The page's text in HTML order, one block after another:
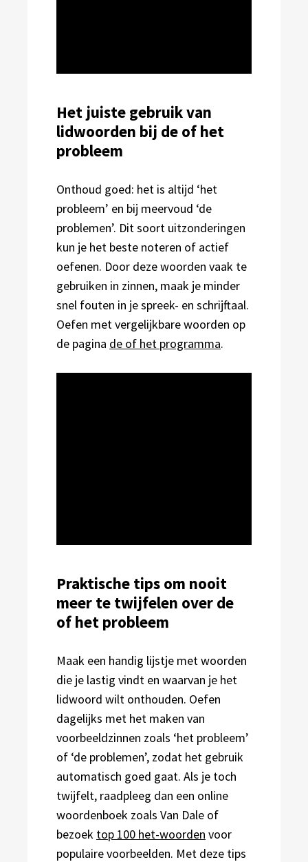
Het juiste gebruik van
lidwoorden bij de of het
probleem
Onthoud goed: het is altijd ‘het
probleem’ en bij meervoud ‘de
problemen’. Dit soort uitzonderingen
kun je het beste noteren of actief
oefenen. Door deze woorden vaak te
gebruiken in zinnen, maak je minder
snel fouten in je spreek- en schrijftaal.
Oefen met vergelijkbare woorden op
de pagina de of het programma.
Praktische tips om nooit
meer te twijfelen over de
of het probleem
Maak een handig lijstje met woorden
die je lastig vindt en waarvan je het
lidwoord wilt onthouden. Oefen
dagelijks met het maken van
voorbeeldzinnen zoals ‘het probleem’
of ‘de problemen’, zodat het gebruik
automatisch goed gaat. Als je toch
twijfelt, raadpleeg dan een online
woordenboek zoals Van Dale of
bezoek top 100 het-woorden voor
populaire voorbeelden. Met deze tips